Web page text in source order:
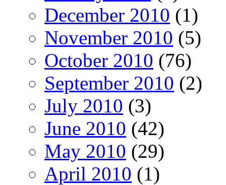
December 2010 (1)
November 2010 (5)
October 2010 (76)
September 2010 (2)
July 2010 (3)
June 2010 (42)
May 2010 (29)
April 2010 (1)